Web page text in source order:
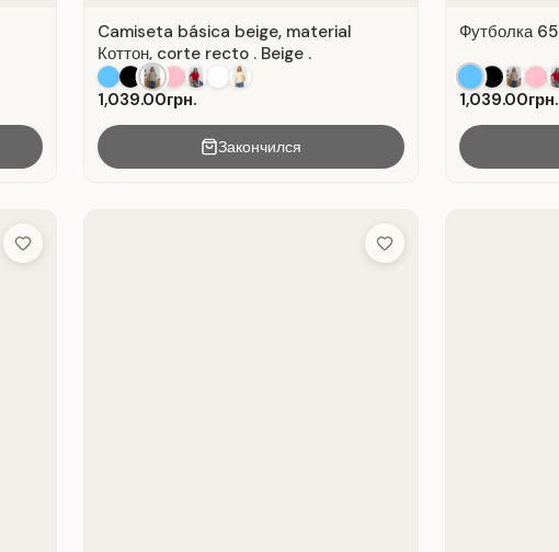
Camiseta básica beige, material
Коттон, corte recto . Beige .
1,039.00грн.
Закончился
Футболка
1,039.00грн.
Add to Wish List Add to Wish List